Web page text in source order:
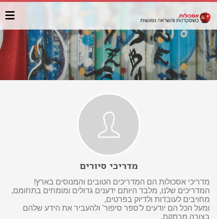
מדריכי סיורים
מדריכי אסכולות הם המדריכים הטובים והמנוסים בארץ!
המדריכים שלנו, מלבד היותם ידענים גדולים ומומחים בתחומם,
מחויבים לעובדות ולדיוק בפרטים,
ומעל הכל הם יודעים ל'ספר סיפור' ולהעביר את הידע שלהם
בצורה מרתקת.